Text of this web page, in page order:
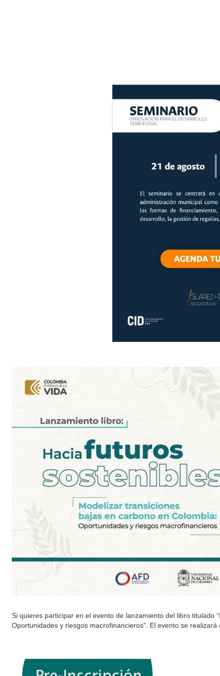
Si quieres participar en el evento de lanzamiento del libro titulado
Oportunidades y riesgos macrofinancieros”. El evento se